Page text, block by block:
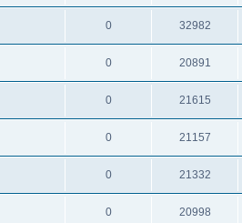
0 32982
0 20891
0 21615
0 21157
0 21332
0 20998